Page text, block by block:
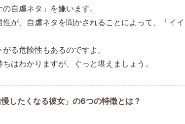
自虐ネタ」を嫌います。
が、自虐ネタを聞かされることによって、「イイ
る危険性もあるのですよ。
はわかりますが、ぐっと堪えましょう。
したくなる彼女」の6つの特徴とは？